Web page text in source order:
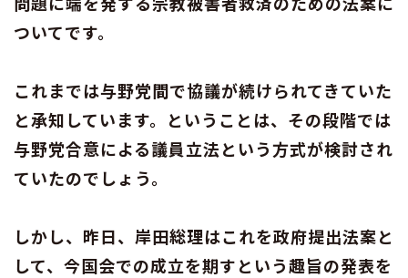
ついてです。
これまでは与野党間で協議が続けられてきていた
と承知しています。ということは、その段階では
与野党合意による議員立法という方式が検討され
ていたのでしょう。
しかし、昨日、岸田総理はこれを政府提出法案と
して、今国会での成立を期すという趣旨の発表を